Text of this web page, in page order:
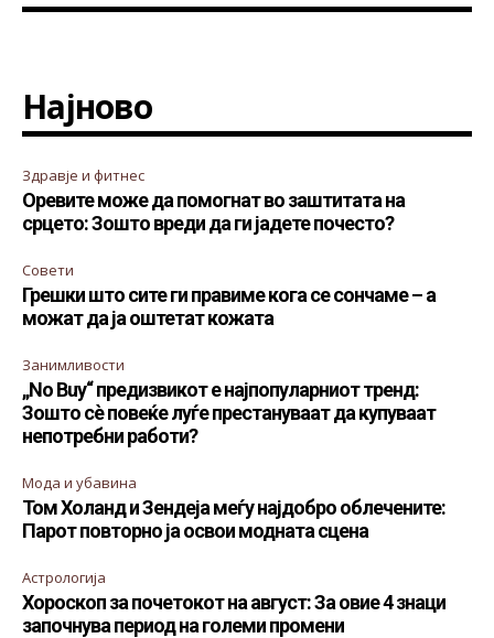
Најново
Здравје и фитнес
Оревите може да помогнат во заштитата на
срцето: Зошто вреди да ги јадете почесто?
Совети
Грешки што сите ги правиме кога се сончаме – а
можат да ја оштетат кожата
Занимливости
„No Buy“ предизвикот е најпопуларниот тренд:
Зошто сè повеќе луѓе престануваат да купуваат
непотребни работи?
Мода и убавина
Том Холанд и Зендеја меѓу најдобро облечените:
Парот повторно ја освои модната сцена
Астрологија
Хороскоп за почетокот на август: За овие 4 знаци
започнува период на големи промени